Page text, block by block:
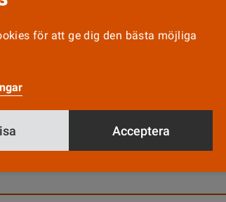
funktionsnedsättningar som
kommunal vård passar
är tvärprofessionellt.
sin avhandling vid
för att ge dig den bästa möjliga
Acceptera